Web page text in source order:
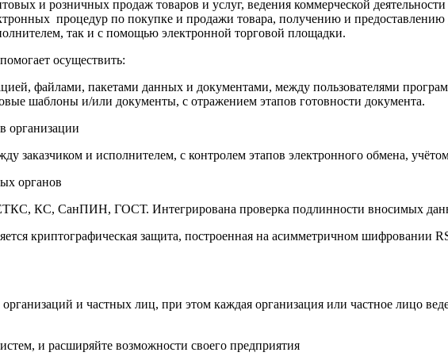
и розничных продаж товаров и услуг, ведения коммерческой
процедур по покупке и продажи товара, получению и
так и с помощью электронной торговой площадки.
помогает осуществить:
файлами, пакетами данных и документами, между пользователями
шаблоны и/или документы, с отражением этапов готовности документа.
организации
заказчиком и исполнителем, с контролем этапов электронного обмена,
органов
ЕТКС, КС, СанПИН, ГОСТ. Интегрирована проверка подлинности
криптографическая защита, построенная на асимметричном
и частных лиц, при этом каждая организация или частное лицо
и расширяйте возможности своего предприятия